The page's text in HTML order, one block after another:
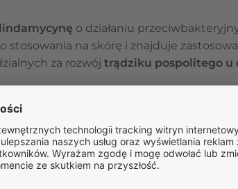
o działaniu
stosowania na skórę i znajduje
za rozwój trądziku pospolitego u
klindamycyna . Emulsja lub żel Dalacin
leku znajdują się również